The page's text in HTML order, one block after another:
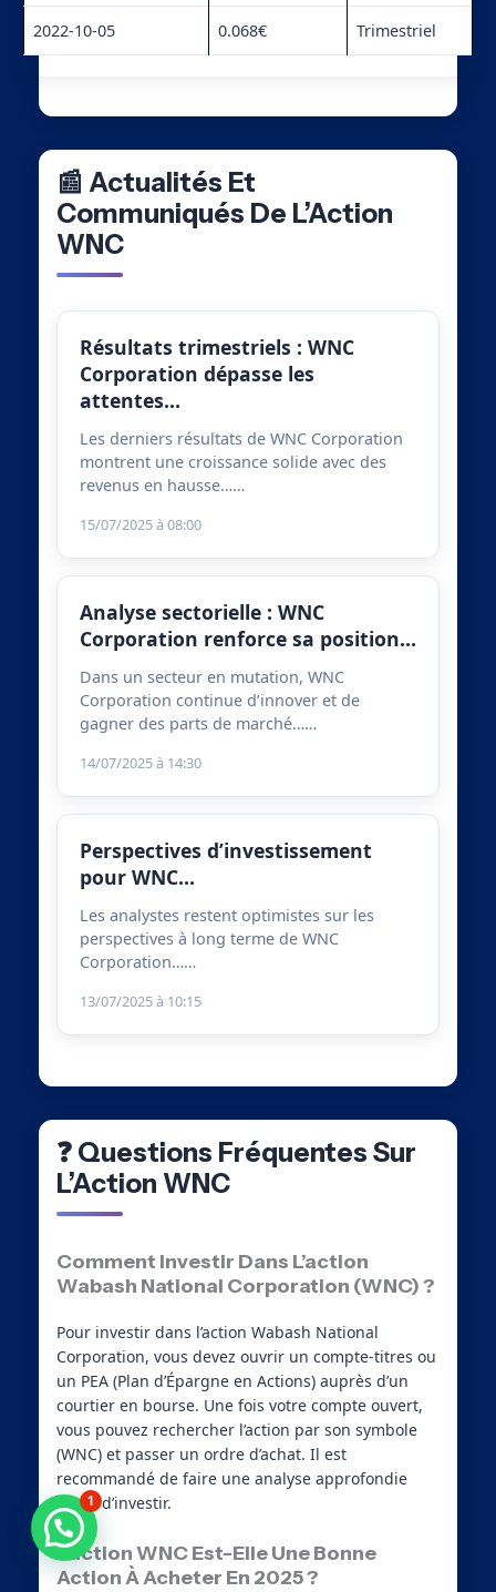
2022-10-05 0.068€ Trimestriel
📰 Actualités Et
Communiqués De L’Action
WNC
Résultats trimestriels : WNC
Corporation dépasse les
attentes…
Les derniers résultats de WNC Corporation
montrent une croissance solide avec des
revenus en hausse……
15/07/2025 à 08:00
Analyse sectorielle : WNC
Corporation renforce sa position…
Dans un secteur en mutation, WNC
Corporation continue d’innover et de
gagner des parts de marché……
14/07/2025 à 14:30
Perspectives d’investissement
pour WNC…
Les analystes restent optimistes sur les
perspectives à long terme de WNC
Corporation……
13/07/2025 à 10:15
❓ Questions Fréquentes Sur
L’Action WNC
Comment Investir Dans L’action
Wabash National Corporation (WNC) ?
Pour investir dans l’action Wabash National
Corporation, vous devez ouvrir un compte-titres ou
un PEA (Plan d’Épargne en Actions) auprès d’un
courtier en bourse. Une fois votre compte ouvert,
vous pouvez rechercher l’action par son symbole
(WNC) et passer un ordre d’achat. Il est
recommandé de faire une analyse approfondie
avant d’investir.
L’action WNC Est-Elle Une Bonne
Action À Acheter En 2025 ?
1